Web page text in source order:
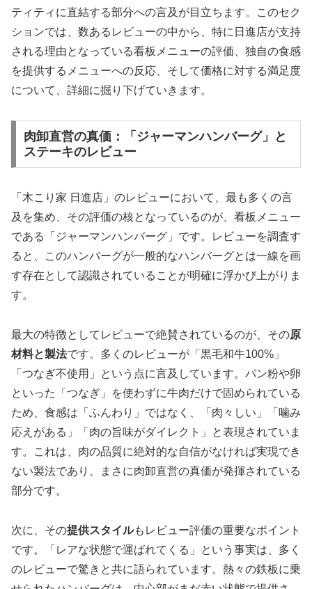
ティティに直結する部分への言及が目立ちます。このセク
ションでは、数あるレビューの中から、特に日進店が支持
される理由となっている看板メニューの評価、独自の食感
を提供するメニューへの反応、そして価格に対する満足度
について、詳細に掘り下げていきます。
肉卸直営の真価：「ジャーマンハンバーグ」と
ステーキのレビュー
「木こり家 日進店」のレビューにおいて、最も多くの言
及を集め、その評価の核となっているのが、看板メニュー
である「ジャーマンハンバーグ」です。レビューを調査す
ると、このハンバーグが一般的なハンバーグとは一線を画
す存在として認識されていることが明確に浮かび上がりま
す。
最大の特徴としてレビューで絶賛されているのが、その原
材料と製法です。多くのレビューが「黒毛和牛100%」
「つなぎ不使用」という点に言及しています。パン粉や卵
といった「つなぎ」を使わずに牛肉だけで固められている
ため、食感は「ふんわり」ではなく、「肉々しい」「噛み
応えがある」「肉の旨味がダイレクト」と表現されていま
す。これは、肉の品質に絶対的な自信がなければ実現でき
ない製法であり、まさに肉卸直営の真価が発揮されている
部分です。
次に、その提供スタイルもレビュー評価の重要なポイント
です。「レアな状態で運ばれてくる」という事実は、多く
のレビューで驚きと共に語られています。熱々の鉄板に乗